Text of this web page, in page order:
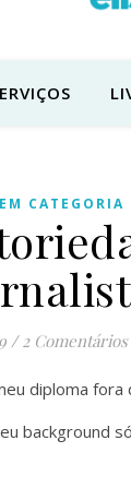
CATEGORIA
/ 2 Comentários
diploma fora
background